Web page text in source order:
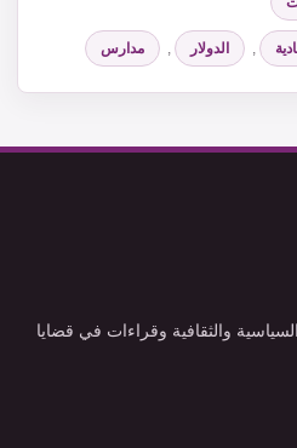
, الدولار , مدارس
والثقافية وقراءات في قضايا